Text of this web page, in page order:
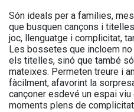
Són ideals per a famílies,
que busquen cançons i
joc, llenguatge i complicitat,
Les bossetes que incloem
els titelles, sinó que també
mateixes. Permeten treure i
fàcilment, afavorint la
cançoner esdevé un espai viu
moments plens de